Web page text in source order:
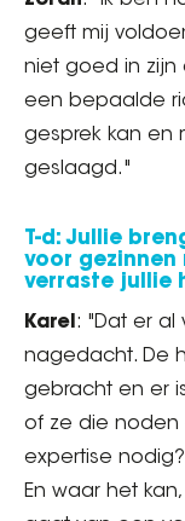
geeft mij
niet goed in zijn
een bepaalde
gesprek kan en
geslaagd."
T-d: Jullie
voor gezinnen
verraste jullie
Karel : "Dat er al
nagedacht. De
gebracht en er
of ze die noden
expertise
En waar het